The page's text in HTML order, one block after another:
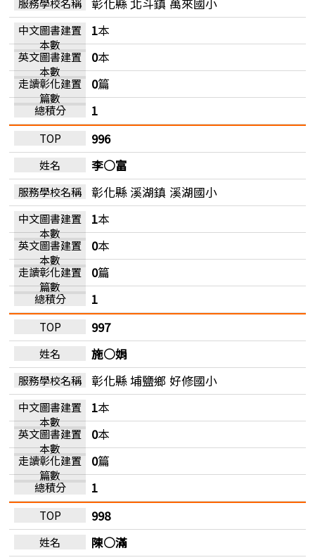
彰化縣 北斗鎮 萬來國小
1本
0本
0篇
1
996
李○富
彰化縣 溪湖鎮 溪湖國小
1本
0本
0篇
1
997
施○娟
彰化縣 埔鹽鄉 好修國小
1本
0本
0篇
1
998
陳○滿